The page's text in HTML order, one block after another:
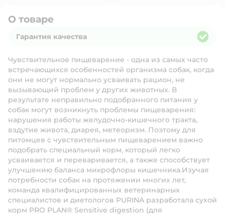
О товаре
Гарантия качества
Чувствительное пищеварение - одна из самых часто
встречающихся особенностей организма собак, когда
они не могут нормально усваивать рацион, не
вызывающий проблем у других животных. В
результате неправильно подобранного питания у
собак могут возникнуть проблемы пищеварения:
нарушения работы желудочно-кишечного тракта,
вздутие живота, диарея, метеоризм. Поэтому для
питомцев с чувствительным пищеварением важно
подобрать специальный корм, который легко
усваивается и переваривается, а также способствует
улучшению баланса микрофлоры кишечника.Изучая
потребности собак на протяжении многих лет,
команда квалифицированных ветеринарных
специалистов и диетологов PURINA разработала сухой
корм PRO PLAN® Sensitive digestion (для